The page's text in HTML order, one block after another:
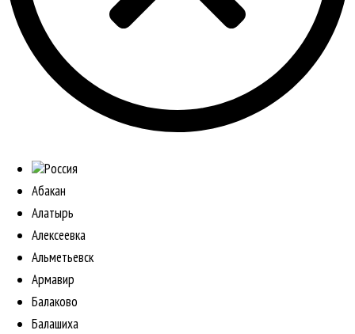
Россия
Абакан
Алатырь
Алексеевка
Альметьевск
Армавир
Балаково
Балашиха